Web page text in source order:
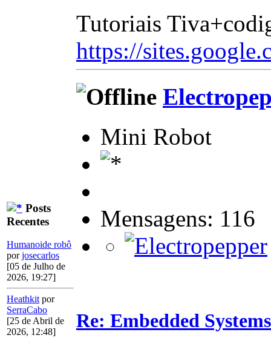
Posts
Recentes
Humanoide robô
porjosecarlos
[05 de Julho de
2026, 19:27]
Heathkit por
SerraCabo
[25 de Abril de
2026, 12:48]
Tutoriais
https://
Mini Robot
Mensagens: 116
Re: Embedded